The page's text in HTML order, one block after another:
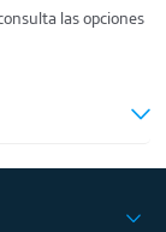
las opciones